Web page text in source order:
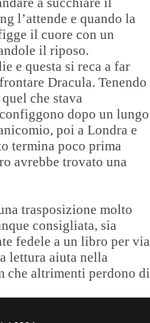
l’attende e quando la
il cuore con un
il riposo.
e questa si reca a far
Dracula. Tenendo
che stava
dopo un lungo
poi a Londra e
termina poco prima
avrebbe trovato una
trasposizione molto
consigliata, sia
fedele a un libro per via
lettura aiuta nella
che altrimenti perdono di